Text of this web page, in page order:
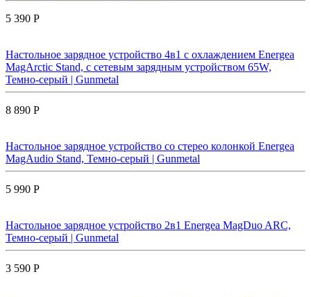
5 390 Р
Настольное зарядное устройство 4в1 с охлаждением Energea
MagArctic Stand, с сетевым зарядным устройством 65W,
Темно-серый | Gunmetal
8 890 Р
Настольное зарядное устройство со стерео колонкой Energea
MagAudio Stand, Темно-серый | Gunmetal
5 990 Р
Настольное зарядное устройство 2в1 Energea MagDuo ARC,
Темно-серый | Gunmetal
3 590 Р